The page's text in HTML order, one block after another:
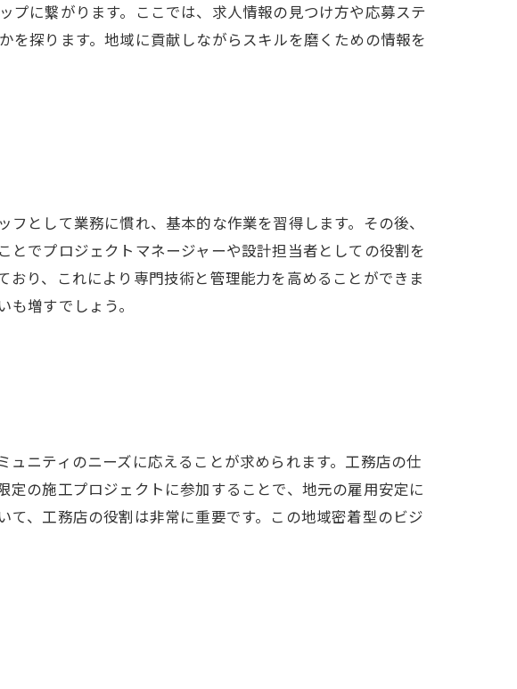
に繋がります。ここでは、求人情報の見つけ方や応募ステ
探ります。地域に貢献しながらスキルを磨くための情報を
として業務に慣れ、基本的な作業を習得します。その後、
でプロジェクトマネージャーや設計担当者としての役割を
り、これにより専門技術と管理能力を高めることができま
増すでしょう。
ニティのニーズに応えることが求められます。工務店の仕
の施工プロジェクトに参加することで、地元の雇用安定に
、工務店の役割は非常に重要です。この地域密着型のビジ